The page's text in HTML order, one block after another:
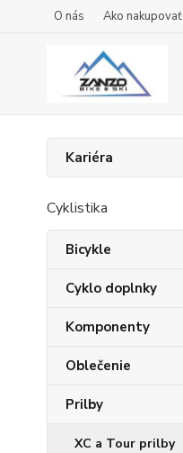
O nás Ako nakupovať
Kariéra
Cyklistika
Bicykle
Cyklo doplnky
Komponenty
Oblečenie
Prilby
XC a Tour prilby